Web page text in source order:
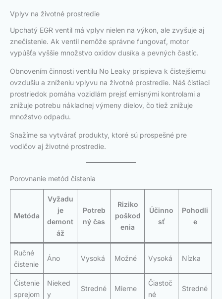
Vplyv na životné prostredie
Upchatý EGR ventil má vplyv nielen na výkon, ale zvyšuje aj
znečistenie. Ak ventil nemôže správne fungovať, motor
vypúšťa vyššie množstvo oxidov dusíka a pevných častíc.
Obnovením činnosti ventilu No Leaky prispieva k čistejšiemu
ovzdušiu a zníženiu vplyvu na životné prostredie. Náš čistiaci
prostriedok pomáha vozidlám prejsť emisnými kontrolami a
znižuje potrebu nákladnej výmeny dielov, čo tiež znižuje
množstvo odpadu.
Snažíme sa vytvárať produkty, ktoré sú prospešné pre
vodičov aj životné prostredie.
Porovnanie metód čistenia
Metóda
Vyžadu
je
demont
áž
Potreb
ný čas
Riziko
poškod
enia
Účinno
sť
Pohodli
e
Ručné
čistenie
Áno Vysoká Možné Vysoká Nízka
Čistenie
sprejom
Nieked
y
Stredné Mierne
Čiastoč
né
Stredné